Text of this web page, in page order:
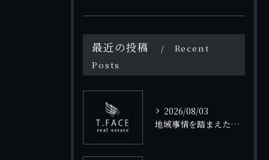
最近の投稿
Recent
Posts
2026/08/03
地域事情を踏まえた不動産買取のポイント